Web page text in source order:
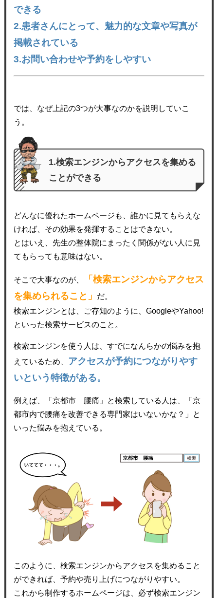
できる
2.患者さんにとって、魅力的な文章や写真が
掲載されている
3.お問い合わせや予約をしやすい
では、なぜ上記の3つが大事なのかを説明していこ
う。
1.検索エンジンからアクセスを集める
ことができる
どんなに優れたホームページも、誰かに見てもらえな
ければ、その効果を発揮することはできない。
とはいえ、先生の整体院にまったく関係がない人に見
てもらっても意味はない。
そこで大事なのが、
「検索エンジンからアクセス
を集められること」
だ。
検索エンジンとは、ご存知のように、GoogleやYahoo!
といった検索サービスのこと。
検索エンジンを使う人は、すでになんらかの悩みを抱
えているため、
アクセスが予約につながりやす
いという特徴がある。
例えば、「京都市 腰痛」と検索している人は、「京
都市内で腰痛を改善できる専門家はいないかな？」と
いった悩みを抱えている。
このように、検索エンジンからアクセスを集めること
ができれば、予約や売り上げにつながりやすい。
これから制作するホームページは、必ず検索エンジン